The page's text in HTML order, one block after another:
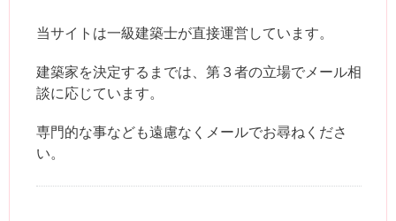
当サイトは一級建築士が直接運営しています。
建築家を決定するまでは、第３者の立場でメール相
談に応じています。
専門的な事なども遠慮なくメールでお尋ねくださ
い。